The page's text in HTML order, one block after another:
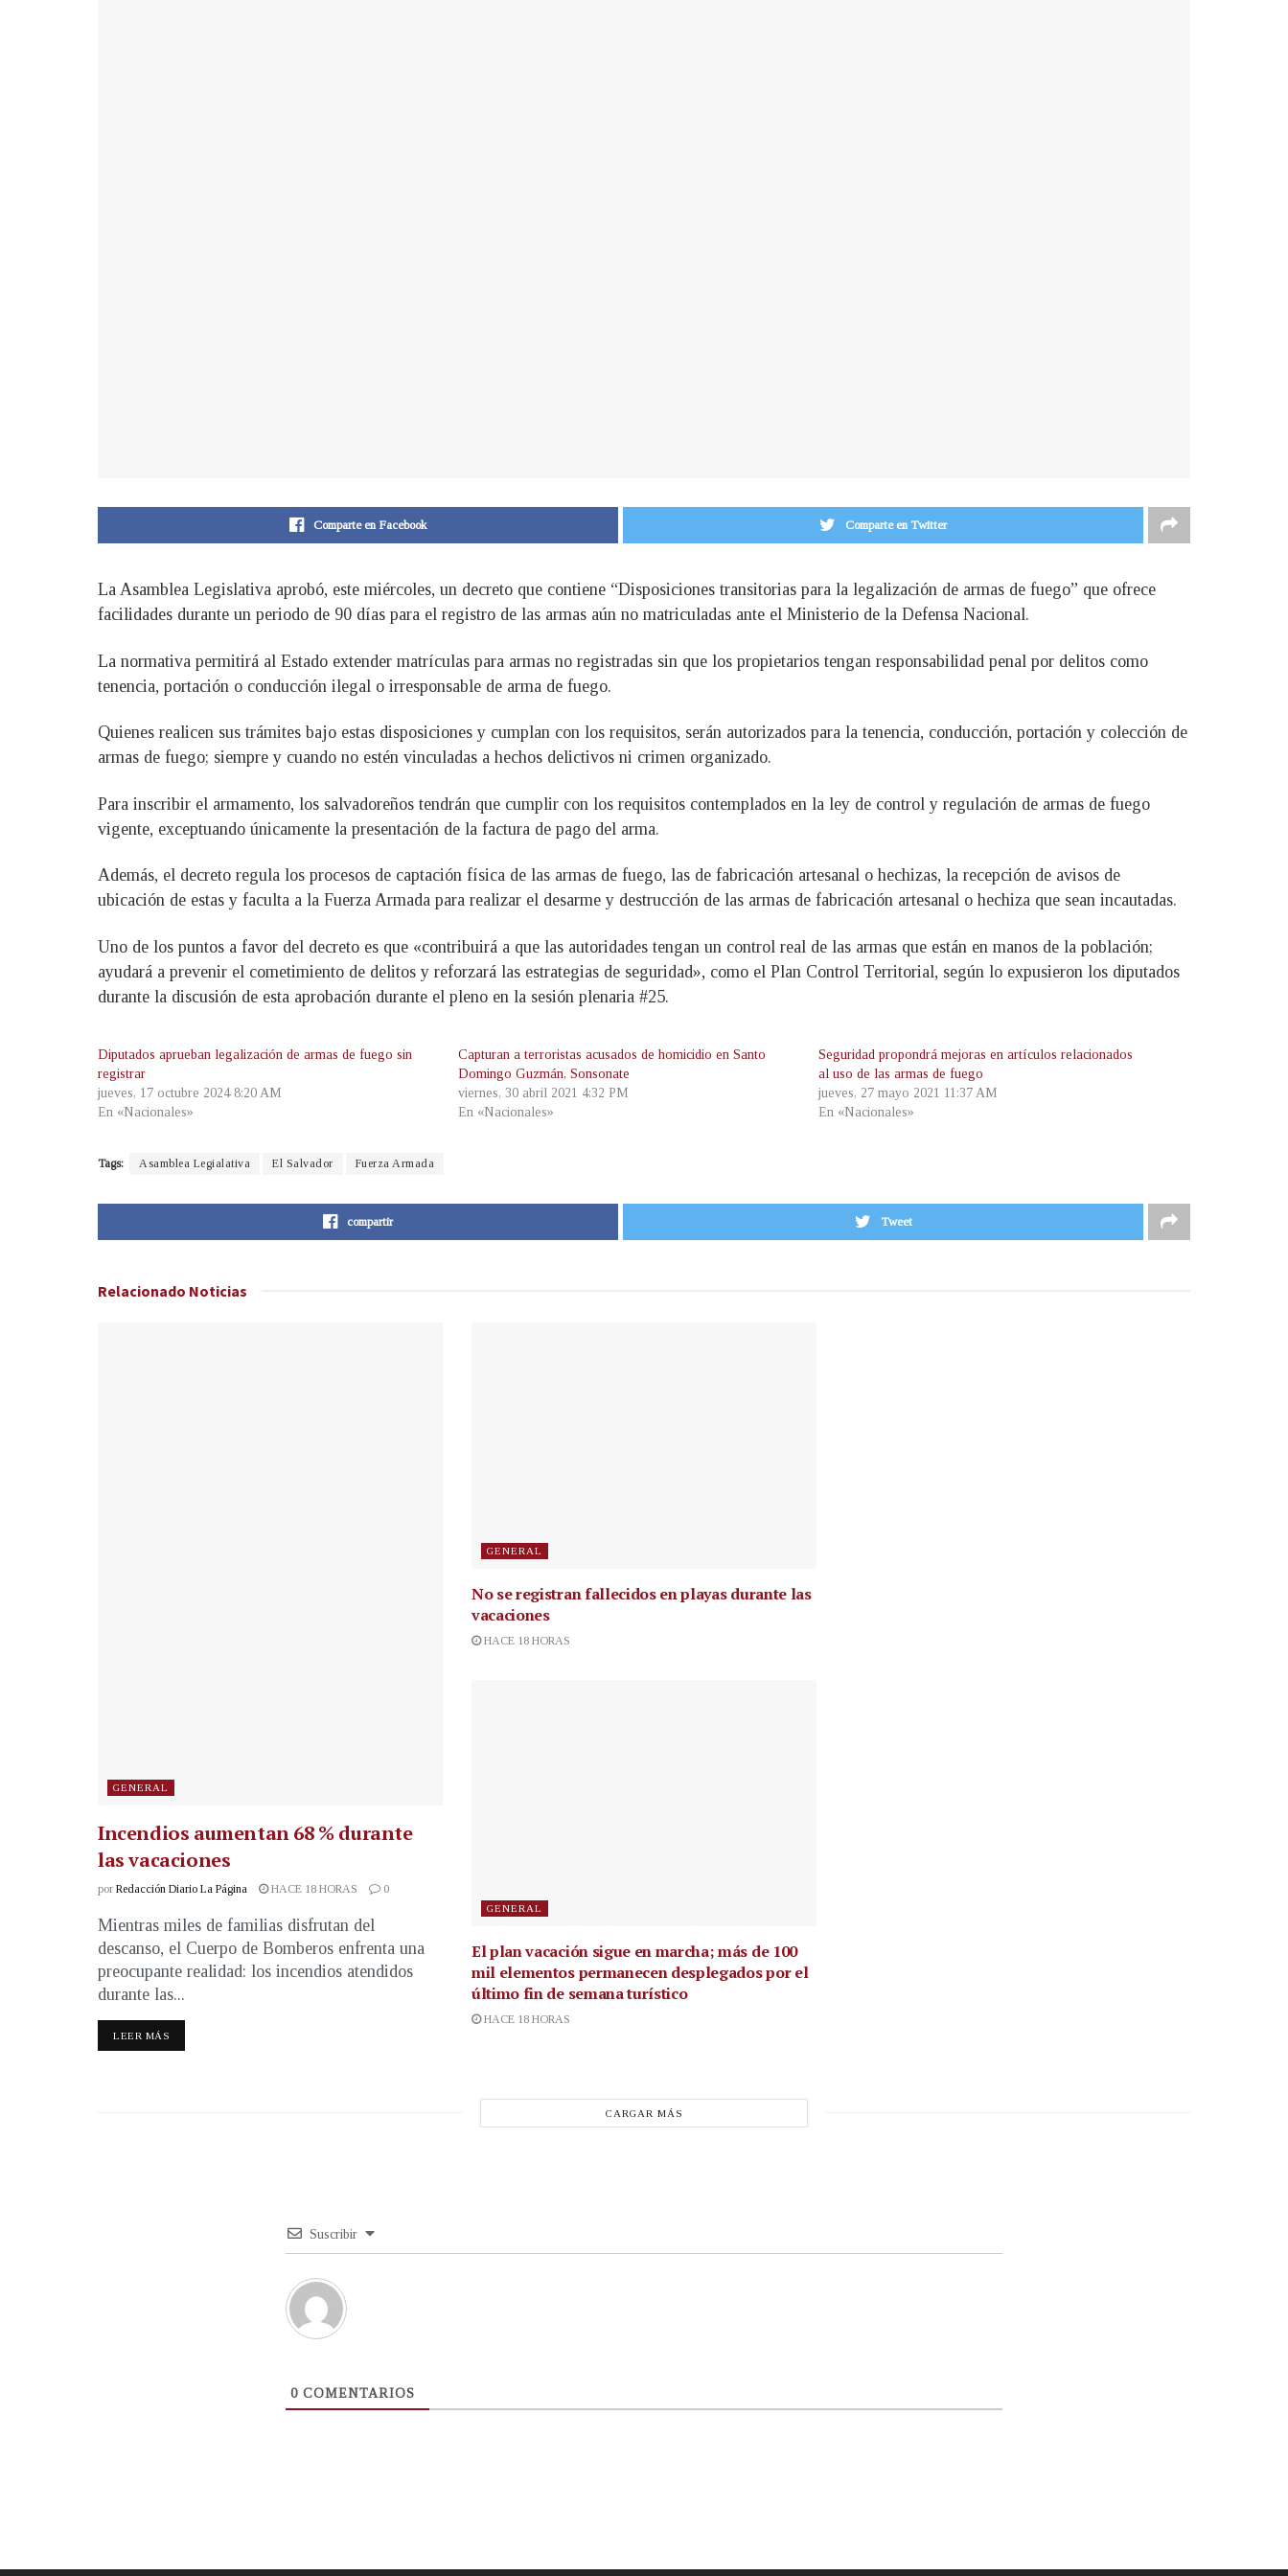
Comparte en Facebook Comparte en Twitter
La Asamblea Legislativa aprobó, este miércoles, un decreto que contiene “Disposiciones transitorias para la legalización de armas de fuego” que ofrece
facilidades durante un periodo de 90 días para el registro de las armas aún no matriculadas ante el Ministerio de la Defensa Nacional.
La normativa permitirá al Estado extender matrículas para armas no registradas sin que los propietarios tengan responsabilidad penal por delitos como
tenencia, portación o conducción ilegal o irresponsable de arma de fuego.
Quienes realicen sus trámites bajo estas disposiciones y cumplan con los requisitos, serán autorizados para la tenencia, conducción, portación y colección de
armas de fuego; siempre y cuando no estén vinculadas a hechos delictivos ni crimen organizado.
Para inscribir el armamento, los salvadoreños tendrán que cumplir con los requisitos contemplados en la ley de control y regulación de armas de fuego
vigente, exceptuando únicamente la presentación de la factura de pago del arma.
Además, el decreto regula los procesos de captación física de las armas de fuego, las de fabricación artesanal o hechizas, la recepción de avisos de
ubicación de estas y faculta a la Fuerza Armada para realizar el desarme y destrucción de las armas de fabricación artesanal o hechiza que sean incautadas.
Uno de los puntos a favor del decreto es que «contribuirá a que las autoridades tengan un control real de las armas que están en manos de la población;
ayudará a prevenir el cometimiento de delitos y reforzará las estrategias de seguridad», como el Plan Control Territorial, según lo expusieron los diputados
durante la discusión de esta aprobación durante el pleno en la sesión plenaria #25.
Diputados aprueban legalización de armas de fuego sin
registrar
jueves, 17 octubre 2024 8:20 AM
En «Nacionales»
Capturan a terroristas acusados de homicidio en Santo
Domingo Guzmán, Sonsonate
viernes, 30 abril 2021 4:32 PM
En «Nacionales»
Seguridad propondrá mejoras en artículos relacionados
al uso de las armas de fuego
jueves, 27 mayo 2021 11:37 AM
En «Nacionales»
Tags: Asamblea Legialativa El Salvador Fuerza Armada
compartir Tweet
Relacionado Noticias
GENERAL
Incendios aumentan 68 % durante
las vacaciones
por Redacción Diario La Página HACE 18 HORAS 0
Mientras miles de familias disfrutan del
descanso, el Cuerpo de Bomberos enfrenta una
preocupante realidad: los incendios atendidos
durante las...
LEER MÁS
GENERAL
No se registran fallecidos en playas durante las
vacaciones
HACE 18 HORAS
GENERAL
El plan vacación sigue en marcha; más de 100
mil elementos permanecen desplegados por el
último fin de semana turístico
HACE 18 HORAS
CARGAR MÁS
Suscribir
0 COMENTARIOS